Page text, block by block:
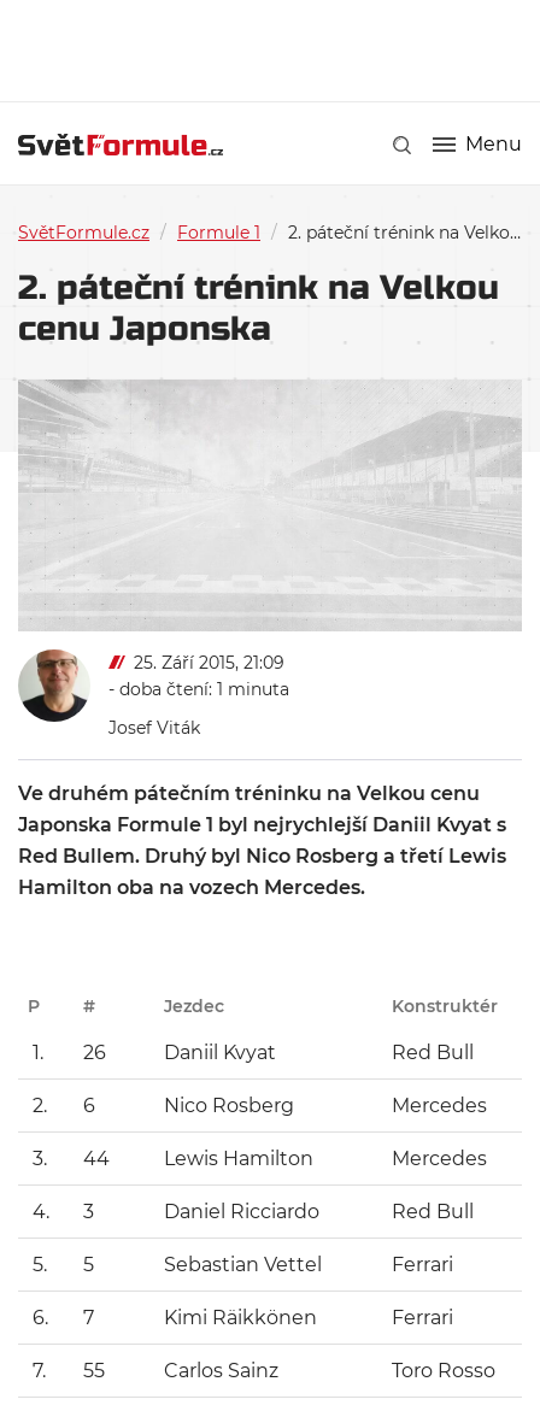
Menu
SvětFormule.cz / Formule 1 / 2. páteční trénink na Velkou cenu Japonska
2. páteční trénink na Velkou
cenu Japonska
25. Září 2015, 21:09
- doba čtení: 1 minuta
Josef Viták
Ve druhém pátečním tréninku na Velkou cenu
Japonska Formule 1 byl nejrychlejší Daniil Kvyat s
Red Bullem. Druhý byl Nico Rosberg a třetí Lewis
Hamilton oba na vozech Mercedes.
P # Jezdec Konstruktér
1. 26 Daniil Kvyat Red Bull
2. 6 Nico Rosberg Mercedes
3. 44 Lewis Hamilton Mercedes
4. 3 Daniel Ricciardo Red Bull
5. 5 Sebastian Vettel Ferrari
6. 7 Kimi Räikkönen Ferrari
7. 55 Carlos Sainz Toro Rosso